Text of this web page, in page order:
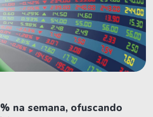
na semana, ofuscando